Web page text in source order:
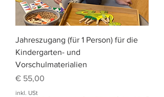
Jahreszugang (für 1 Person) für die
Kindergarten- und
Vorschulmaterialien
Preis
€ 55,00
inkl. USt